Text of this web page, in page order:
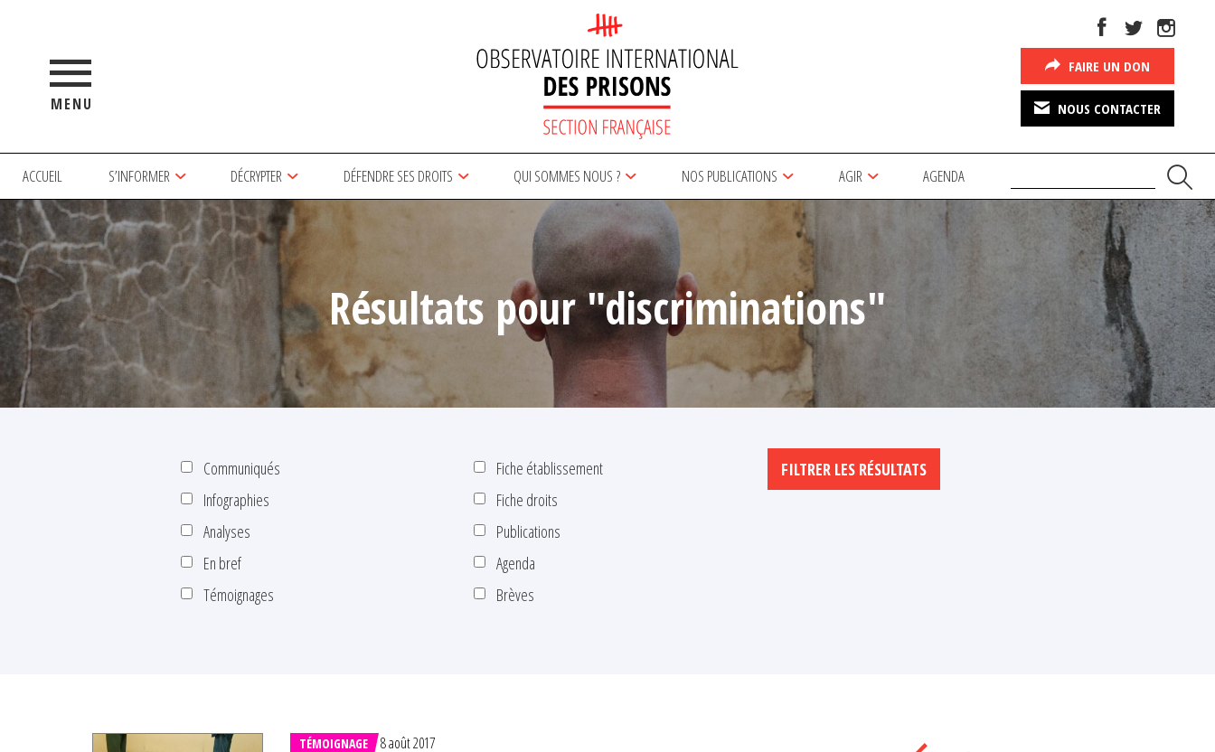
MENU
FAIRE UN DON
NOUS CONTACTER
ACCUEIL S’INFORMER DÉCRYPTER DÉFENDRE SES DROITS QUI SOMMES NOUS ? NOS PUBLICATIONS AGIR AGENDA
Résultats pour "discriminations"
Communiqués
Infographies
Analyses
En bref
Témoignages
Fiche établissement
Fiche droits
Publications
Agenda
Brèves
TÉMOIGNAGE 8 août 2017